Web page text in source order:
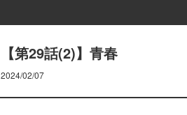
【第29話(2)】青春
2024/02/07